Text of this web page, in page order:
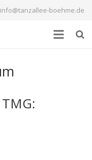
info@tanzallee-boehme.de